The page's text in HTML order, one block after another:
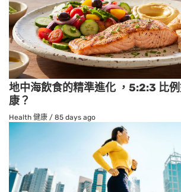
地中海飲食的精準進化 ，5:2:3 比
康？
Health 健康 / 85 days ago